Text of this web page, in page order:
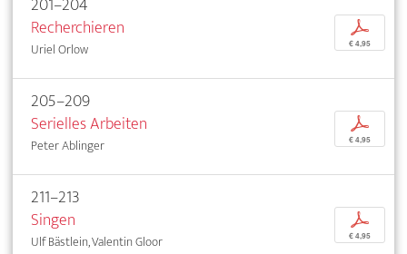
Recherchieren
Uriel Orlow
p
€ 4,95
205–209
Serielles Arbeiten
Peter Ablinger
p
€ 4,95
211–213
Singen
Ulf Bästlein, Valentin Gloor
p
€ 4,95